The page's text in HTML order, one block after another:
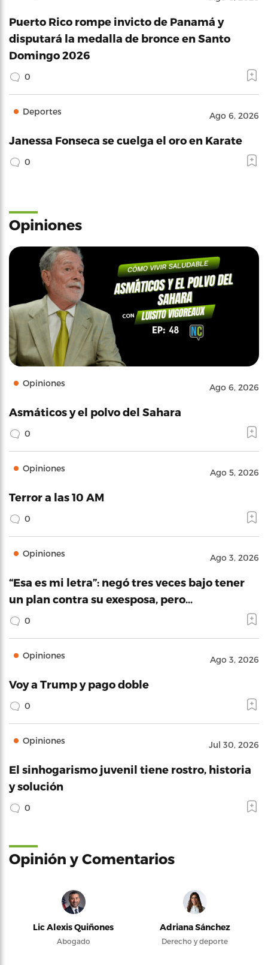
Puerto Rico rompe invicto de Panamá y
disputará la medalla de bronce en Santo
Domingo 2026
0
Deportes Ago 6, 2026
Janessa Fonseca se cuelga el oro en Karate
0
Opiniones
Opiniones Ago 6, 2026
Asmáticos y el polvo del Sahara
0
Opiniones Ago 5, 2026
Terror a las 10 AM
0
Opiniones Ago 3, 2026
“Esa es mi letra”: negó tres veces bajo tener
un plan contra su exesposa, pero…
0
Opiniones Ago 3, 2026
Voy a Trump y pago doble
0
Opiniones Jul 30, 2026
El sinhogarismo juvenil tiene rostro, historia
y solución
0
Opinión y Comentarios
Lic Alexis Quiñones
Abogado
Adriana Sánchez
Derecho y deporte